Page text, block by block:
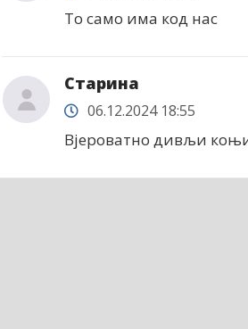
То само има код нас
Старина
06.12.2024 18:55
Вјероватно дивљи